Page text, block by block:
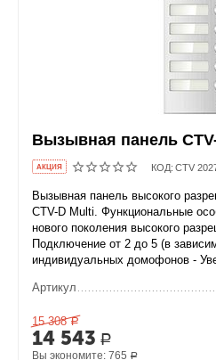
Вызывная панель
AКЦИЯ КОД: CTV
Вызывная панель высокого
CTV-D Multi. Функциональные
нового поколения высокого
Подключение от 2 до 5 (в
индивидуальных домофонов -
Артикул
15 308 Р
14 543 Р
Вы экономите:765 Р